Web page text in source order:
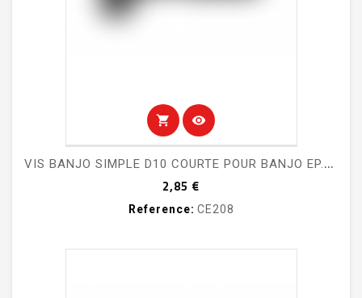
shopping_cart visibility
V
IS BANJO SIMPLE D10 COURTE POUR BANJO EP.8MM - ETRIERS MITJET 2L
2,85 €
Reference: CE208